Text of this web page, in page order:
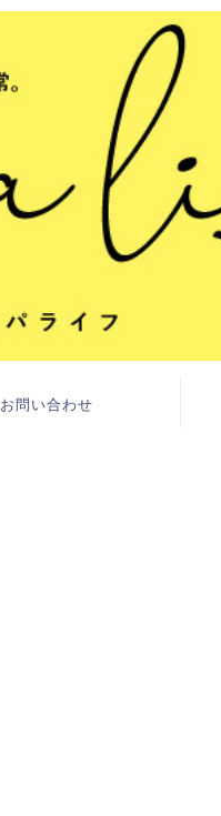
お問い合わせ